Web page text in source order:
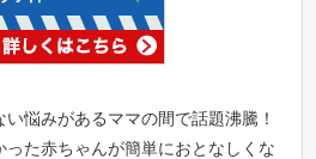
悩みがあるママの間で話題沸騰！
った赤ちゃんが簡単におとなしくな